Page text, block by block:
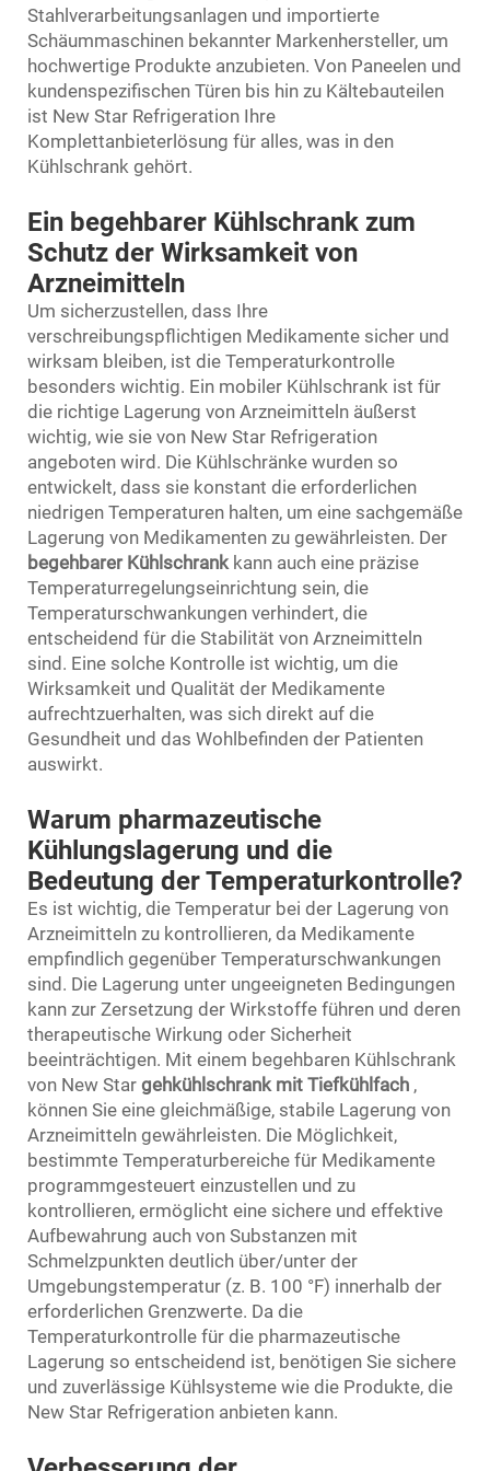
Stahlverarbeitungsanlagen und importierte
Schäummaschinen bekannter Markenhersteller, um
hochwertige Produkte anzubieten. Von Paneelen und
kundenspezifischen Türen bis hin zu Kältebauteilen
ist New Star Refrigeration Ihre
Komplettanbieterlösung für alles, was in den
Kühlschrank gehört.
Ein begehbarer Kühlschrank zum
Schutz der Wirksamkeit von
Arzneimitteln
Um sicherzustellen, dass Ihre
verschreibungspflichtigen Medikamente sicher und
wirksam bleiben, ist die Temperaturkontrolle
besonders wichtig. Ein mobiler Kühlschrank ist für
die richtige Lagerung von Arzneimitteln äußerst
wichtig, wie sie von New Star Refrigeration
angeboten wird. Die Kühlschränke wurden so
entwickelt, dass sie konstant die erforderlichen
niedrigen Temperaturen halten, um eine sachgemäße
Lagerung von Medikamenten zu gewährleisten. Der
begehbarer Kühlschrank kann auch eine präzise
Temperaturregelungseinrichtung sein, die
Temperaturschwankungen verhindert, die
entscheidend für die Stabilität von Arzneimitteln
sind. Eine solche Kontrolle ist wichtig, um die
Wirksamkeit und Qualität der Medikamente
aufrechtzuerhalten, was sich direkt auf die
Gesundheit und das Wohlbefinden der Patienten
auswirkt.
Warum pharmazeutische
Kühlungslagerung und die
Bedeutung der Temperaturkontrolle?
Es ist wichtig, die Temperatur bei der Lagerung von
Arzneimitteln zu kontrollieren, da Medikamente
empfindlich gegenüber Temperaturschwankungen
sind. Die Lagerung unter ungeeigneten Bedingungen
kann zur Zersetzung der Wirkstoffe führen und deren
therapeutische Wirkung oder Sicherheit
beeinträchtigen. Mit einem begehbaren Kühlschrank
von New Star gehkühlschrank mit Tiefkühlfach ,
können Sie eine gleichmäßige, stabile Lagerung von
Arzneimitteln gewährleisten. Die Möglichkeit,
bestimmte Temperaturbereiche für Medikamente
programmgesteuert einzustellen und zu
kontrollieren, ermöglicht eine sichere und effektive
Aufbewahrung auch von Substanzen mit
Schmelzpunkten deutlich über/unter der
Umgebungstemperatur (z. B. 100 °F) innerhalb der
erforderlichen Grenzwerte. Da die
Temperaturkontrolle für die pharmazeutische
Lagerung so entscheidend ist, benötigen Sie sichere
und zuverlässige Kühlsysteme wie die Produkte, die
New Star Refrigeration anbieten kann.